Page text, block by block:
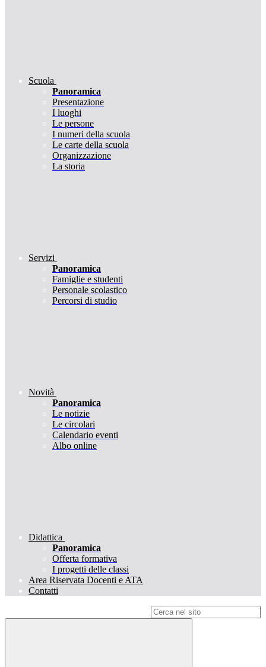
Scuola
Panoramica
Presentazione
I luoghi
Le persone
I numeri della scuola
Le carte della scuola
Organizzazione
La storia
Servizi
Panoramica
Famiglie e studenti
Personale scolastico
Percorsi di studio
Novità
Panoramica
Le notizie
Le circolari
Calendario eventi
Albo online
Didattica
Panoramica
Offerta formativa
I progetti delle classi
Area Riservata Docenti e ATA
Contatti